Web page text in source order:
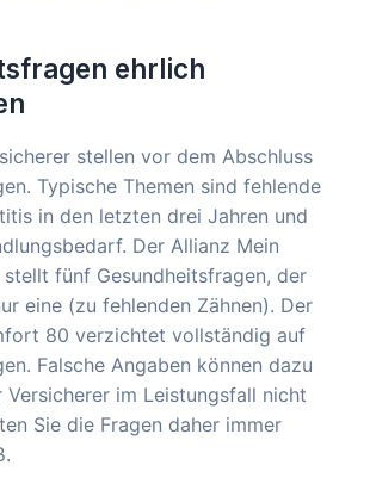
ehrlich
stellen vor dem Abschluss
Typische Themen sind fehlende
in den letzten drei Jahren und
Der Allianz Mein
stellt fünf Gesundheitsfragen, der
eine (zu fehlenden Zähnen). Der
80 verzichtet vollständig auf
Falsche Angaben können dazu
Versicherer im Leistungsfall nicht
Sie die Fragen daher immer